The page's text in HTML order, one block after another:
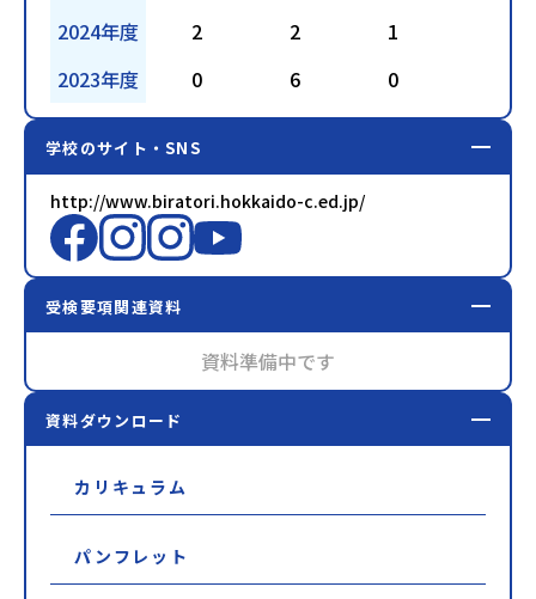
2024年度
2 2 1
2023年度
0 6 0
学校のサイト・SNS
http://www.biratori.hokkaido-c.ed.jp/
受検要項関連資料
資料準備中です
資料ダウンロード
カリキュラム
パンフレット